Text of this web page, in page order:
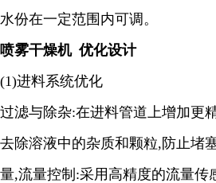
水份在一定范围内可调。
喷雾干燥机 优化设计
(1)进料系统优化
过滤与除杂:在进料管道上增加更
去除溶液中的杂质和颗粒,防止堵
量,流量控制:采用高精度的流量传